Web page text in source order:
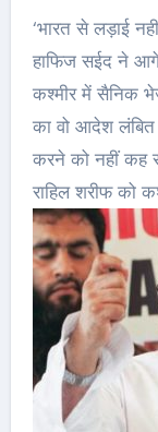
‘भारत से लड़ाई
हाफिज सईद ने
कश्मीर में सैनिक
का वो आदेश
करने को नहीं कह
राहिल शरीफ को